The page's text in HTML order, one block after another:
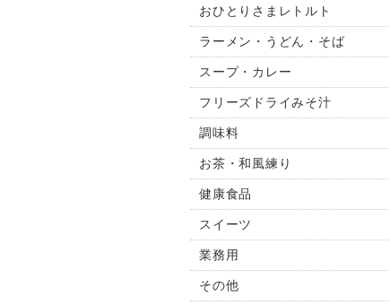
おひとりさまレトルト
ラーメン・うどん・そば
スープ・カレー
フリーズドライみそ汁
調味料
お茶・和風練り
健康食品
スイーツ
業務用
その他